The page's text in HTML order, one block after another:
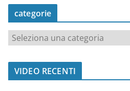
categorie
t
VIDEO RECENTI